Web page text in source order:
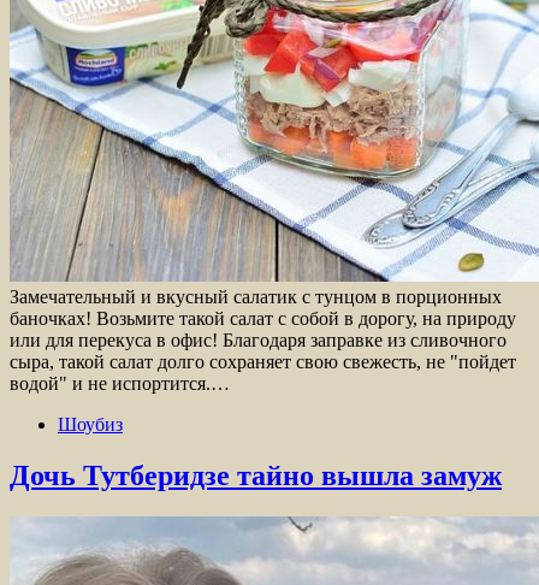
Замечательный и вкусный салатик с тунцом в порционных
баночках! Возьмите такой салат с собой в дорогу, на природу
или для перекуса в офис! Благодаря заправке из сливочного
сыра, такой салат долго сохраняет свою свежесть, не "пойдет
водой" и не испортится.…
Шоубиз
Дочь Тутберидзе тайно вышла замуж